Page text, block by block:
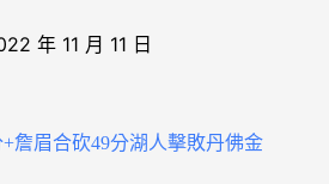
年 11 月 11 日
詹眉合砍49分湖人擊敗丹佛金